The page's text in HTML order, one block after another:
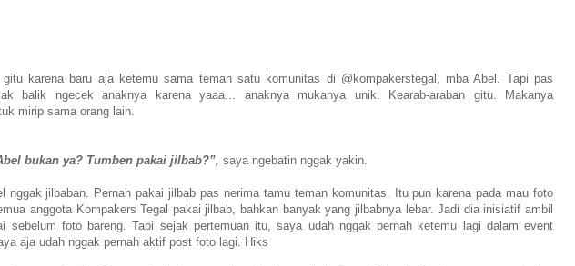
karena baru aja ketemu sama teman satu komunitas di @kompakerstegal, mba Abel. Tapi pas
balik ngecek anaknya karena yaaa... anaknya mukanya unik. Kearab-araban gitu. Makanya
mirip sama orang lain.
bukan ya? Tumben pakai jilbab?”, saya ngebatin nggak yakin.
nggak jilbaban. Pernah pakai jilbab pas nerima tamu teman komunitas. Itu pun karena pada mau foto
anggota Kompakers Tegal pakai jilbab, bahkan banyak yang jilbabnya lebar. Jadi dia inisiatif ambil
sebelum foto bareng. Tapi sejak pertemuan itu, saya udah nggak pernah ketemu lagi dalam event
aja udah nggak pernah aktif post foto lagi. Hiks